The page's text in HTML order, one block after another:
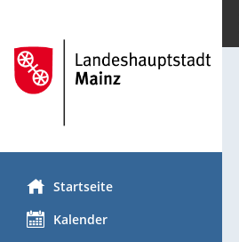
Startseite
Kalender